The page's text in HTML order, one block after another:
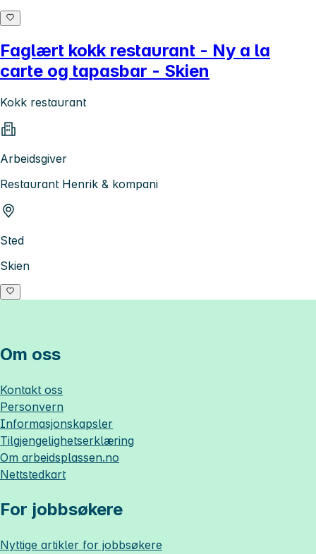
Faglært kokk restaurant - Ny a la
carte og tapasbar - Skien
Kokk restaurant
Arbeidsgiver
Restaurant Henrik & kompani
Sted
Skien
Om oss
Kontakt oss
Personvern
Informasjonskapsler
Tilgjengelighetserklæring
Om arbeidsplassen.no
Nettstedkart
For jobbsøkere
Nyttige artikler for jobbsøkere